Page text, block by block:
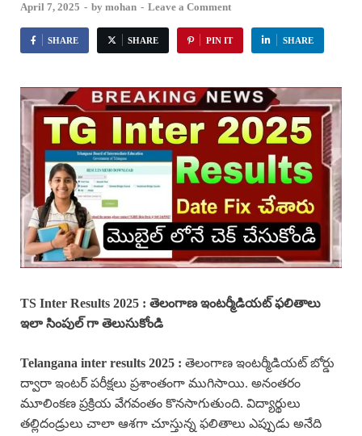
April 7, 2025 - by mohan - Leave a Comment
SHARE SHARE PIN IT SHARE
TS Inter Results 2025 : తెలంగాణ ఇంటర్మీడియట్ ఫలితాలు
ఇలా సింపుల్ గా తెలుసుకోండి
Telangana inter results 2025 : తెలంగాణ ఇంటర్మీడియట్ బోర్డు
ద్వారా ఇంటర్ పరీక్షలు ప్రశాంతంగా ముగిసాయి. అనంతరం
మూలింకణ ప్రక్రియ వేగవంతం కొనసాగుతుంది. విద్యార్థులు
తల్లిదండ్రులు చాలా ఆశగా చూస్తున్న ఫలితాలు ఎప్పుడు అనేది